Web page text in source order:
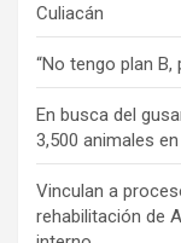
Culiacán
“No tengo plan B,
En busca del
3,500 animales
Vinculan a
rehabilitación de